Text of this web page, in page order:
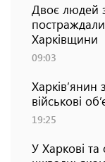
Двоє людей
постраждали
Харківщини
09:03
Харків’янин
військові
19:25
У Харкові та